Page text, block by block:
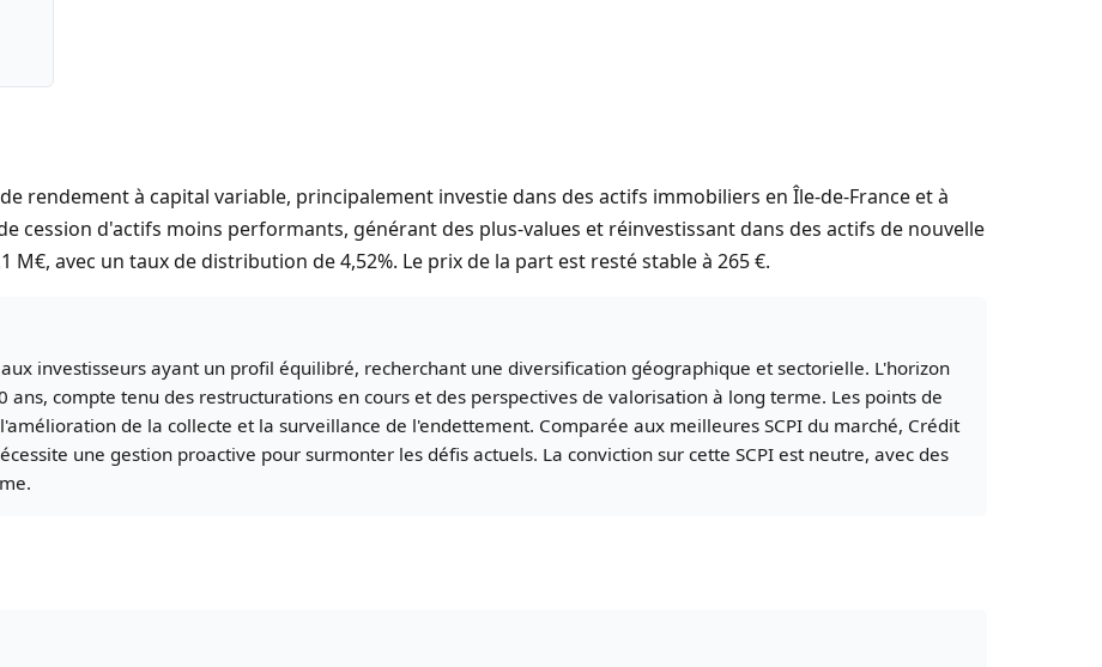
rendement à capital variable, principalement investie dans des actifs immobiliers en Île-de-France et à
cession d'actifs moins performants, générant des plus-values et réinvestissant dans des actifs de nouvelle
M€, avec un taux de distribution de 4,52%. Le prix de la part est resté stable à 265 €.
investisseurs ayant un profil équilibré, recherchant une diversification géographique et sectorielle. L'horizon
compte tenu des restructurations en cours et des perspectives de valorisation à long terme. Les points de
de la collecte et la surveillance de l'endettement. Comparée aux meilleures SCPI du marché, Crédit
une gestion proactive pour surmonter les défis actuels. La conviction sur cette SCPI est neutre, avec des